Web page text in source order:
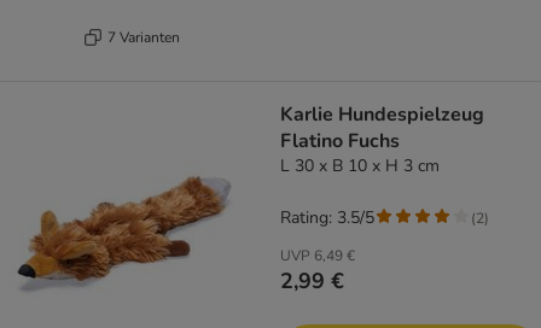
7 Varianten
Karlie Hundespielzeug
Flatino Fuchs
L 30 x B 10 x H 3 cm
UVP 6,49 €
2,99 €
Rating: 3.5/5 (2)